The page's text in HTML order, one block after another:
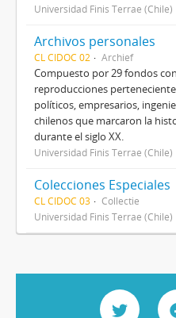
Universidad Finis Terrae (Chile)
Archivos personales
CL CIDOC 02 Archief
Compuesto por 29 fondos
reproducciones
políticos, empresarios,
chilenos que marcaron la
durante el siglo XX.
Universidad Finis Terrae (Chile)
Colecciones Especiales
CL CIDOC 03
Collectie
Universidad Finis Terrae (Chile)